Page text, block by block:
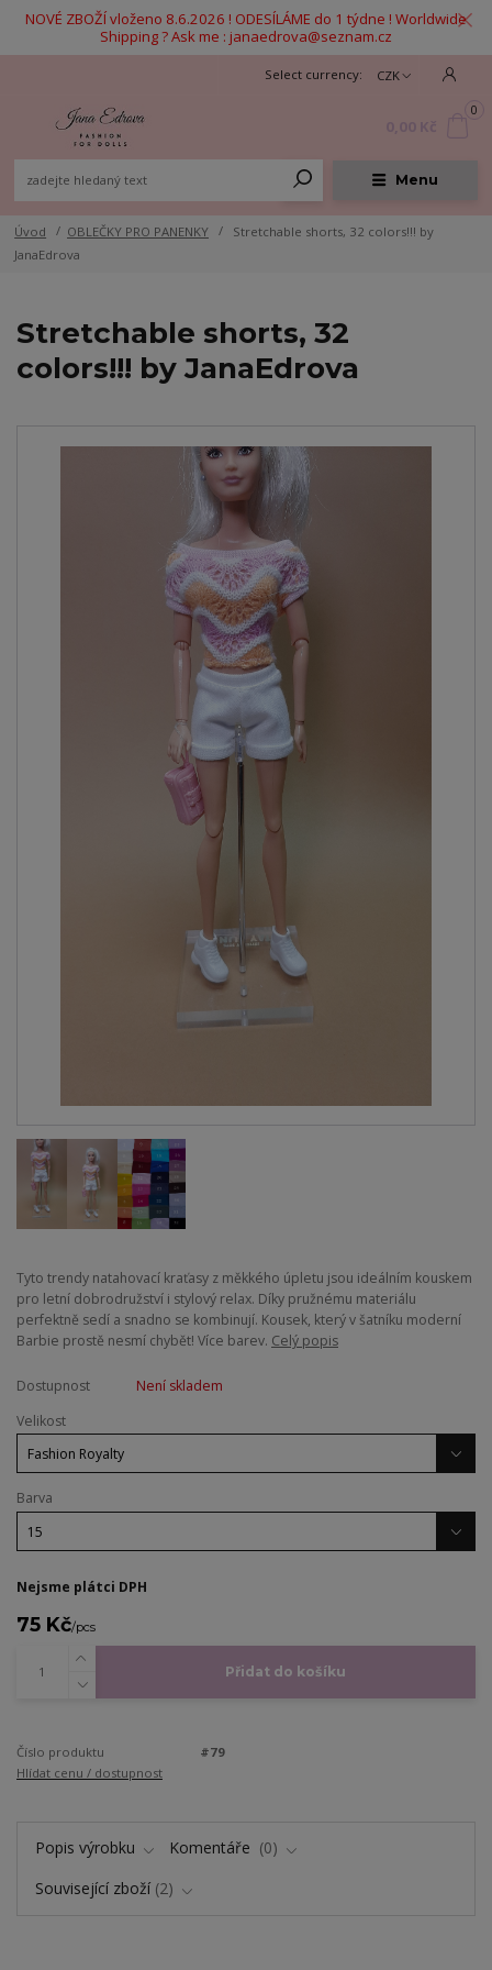
NOVÉ ZBOŽÍ vloženo 8.6.2026 ! ODESÍLÁME do 1 týdne ! Worldwide
Shipping ? Ask me : janaedrova@seznam.cz
Menu
CZK
0
Úvod OBLEČKY PRO PANENKY
Stretchable shorts, 32 colors!!! by
JanaEdrova
Stretchable shorts, 32
colors!!! by JanaEdrova
Tyto trendy natahovací kraťasy z měkkého úpletu jsou ideálním kouskem
pro letní dobrodružství i stylový relax. Díky pružnému materiálu
perfektně sedí a snadno se kombinují. Kousek, který v šatníku moderní
Barbie prostě nesmí chybět! Více barev. Celý popis
Dostupnost
Není skladem
Velikost
Barva
Nejsme plátci DPH
75 Kč/pcs
Přidat do košíku
Číslo produktu
#79
Hlídat cenu / dostupnost
Popis výrobku Komentáře
0
Související zboží 2